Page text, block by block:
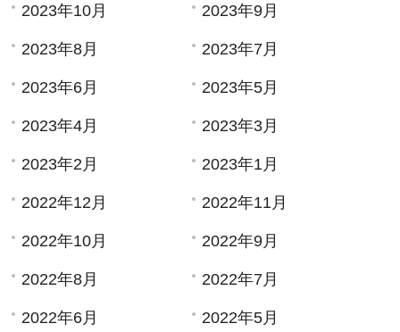
2023年10月 2023年9月
2023年8月 2023年7月
2023年6月 2023年5月
2023年4月 2023年3月
2023年2月 2023年1月
2022年12月 2022年11月
2022年10月 2022年9月
2022年8月 2022年7月
2022年6月 2022年5月